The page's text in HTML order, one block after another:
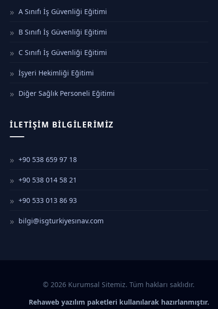
A Sınıfı İş Güvenliği Eğitimi
B Sınıfı İş Güvenliği Eğitimi
C Sınıfı İş Güvenliği Eğitimi
İşyeri Hekimliği Eğitimi
Diğer Sağlık Personeli Eğitimi
İLETIŞIM BILGILERIMIZ
+90 538 659 97 18
+90 538 014 58 21
+90 533 013 86 93
bilgi@isgturkiyesınav.com
© 2026 Kurumsal Sitemiz. Tüm hakları saklıdır.
Rehaweb yazılım paketleri kullanılarak hazırlanmıştır.